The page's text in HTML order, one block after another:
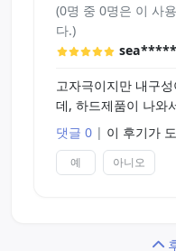
(0명 중 0명은 이 사
다.)
고자극이지만 내구
데, 하드제품이 나와
댓글 0 | 이 후기가
예 아니오